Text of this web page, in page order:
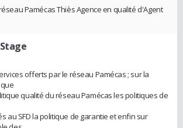
Pamécas Thiès Agence en qualité d'Agent
offerts par le réseau Pamécas ; sur la
qualité du réseau Pamécas les politiques de
au SFD la politique de garantie et enfin sur